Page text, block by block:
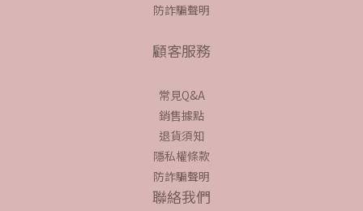
防詐騙聲明
顧客服務
常見Q&A
銷售據點
退貨須知
隱私權條款
防詐騙聲明
聯絡我們